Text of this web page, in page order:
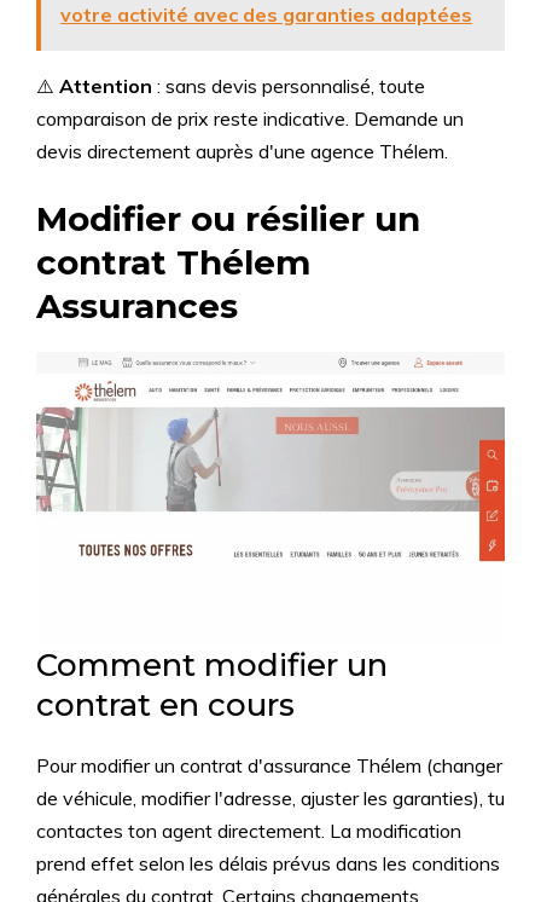
votre activité avec des garanties adaptées
⚠️ Attention : sans devis personnalisé, toute
comparaison de prix reste indicative. Demande un
devis directement auprès d'une agence Thélem.
Modifier ou résilier un
contrat Thélem
Assurances
Comment modifier un
contrat en cours
Pour modifier un contrat d'assurance Thélem (changer
de véhicule, modifier l'adresse, ajuster les garanties), tu
contactes ton agent directement. La modification
prend effet selon les délais prévus dans les conditions
générales du contrat. Certains changements